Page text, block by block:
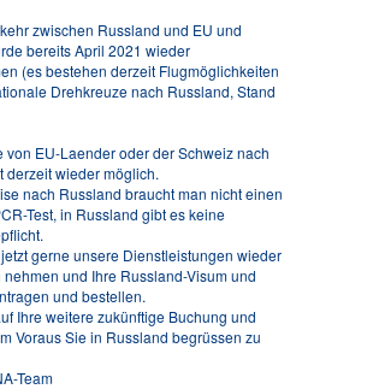
zwischen Russland und EU und
bereits April 2021 wieder
(es bestehen derzeit Flugmöglichkeiten
Drehkreuze nach Russland, Stand
von EU-Laender oder der Schweiz nach
derzeit wieder möglich.
nach Russland braucht man nicht einen
Test, in Russland gibt es keine
gerne unsere Dienstleistungen wieder
und Ihre Russland-Visum und
und bestellen.
Ihre weitere zukünftige Buchung und
Voraus Sie in Russland begrüssen zu
Team